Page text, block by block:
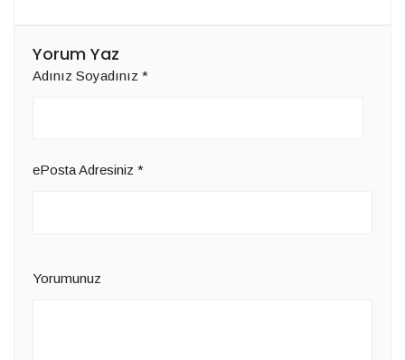
Yorum Yaz
Adınız Soyadınız *
ePosta Adresiniz *
Yorumunuz